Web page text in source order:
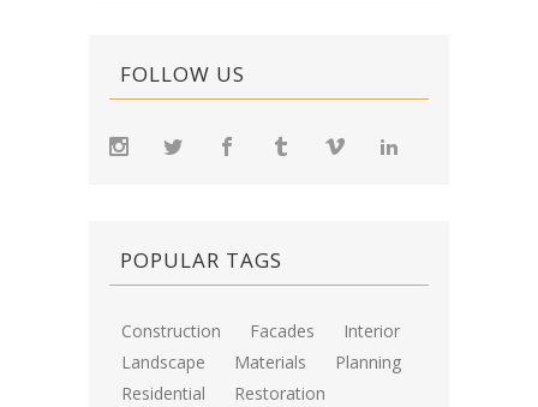
FOLLOW US
POPULAR TAGS
Construction Facades
Interior
Landscape
Materials
Planning
Residential
Restoration